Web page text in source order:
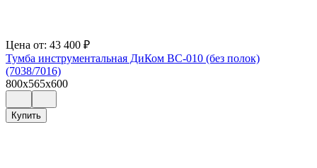
Цена от: 43 400 ₽
Тумба инструментальная ДиКом ВС-010 (без полок)
(7038/7016)
800x565x600
Купить